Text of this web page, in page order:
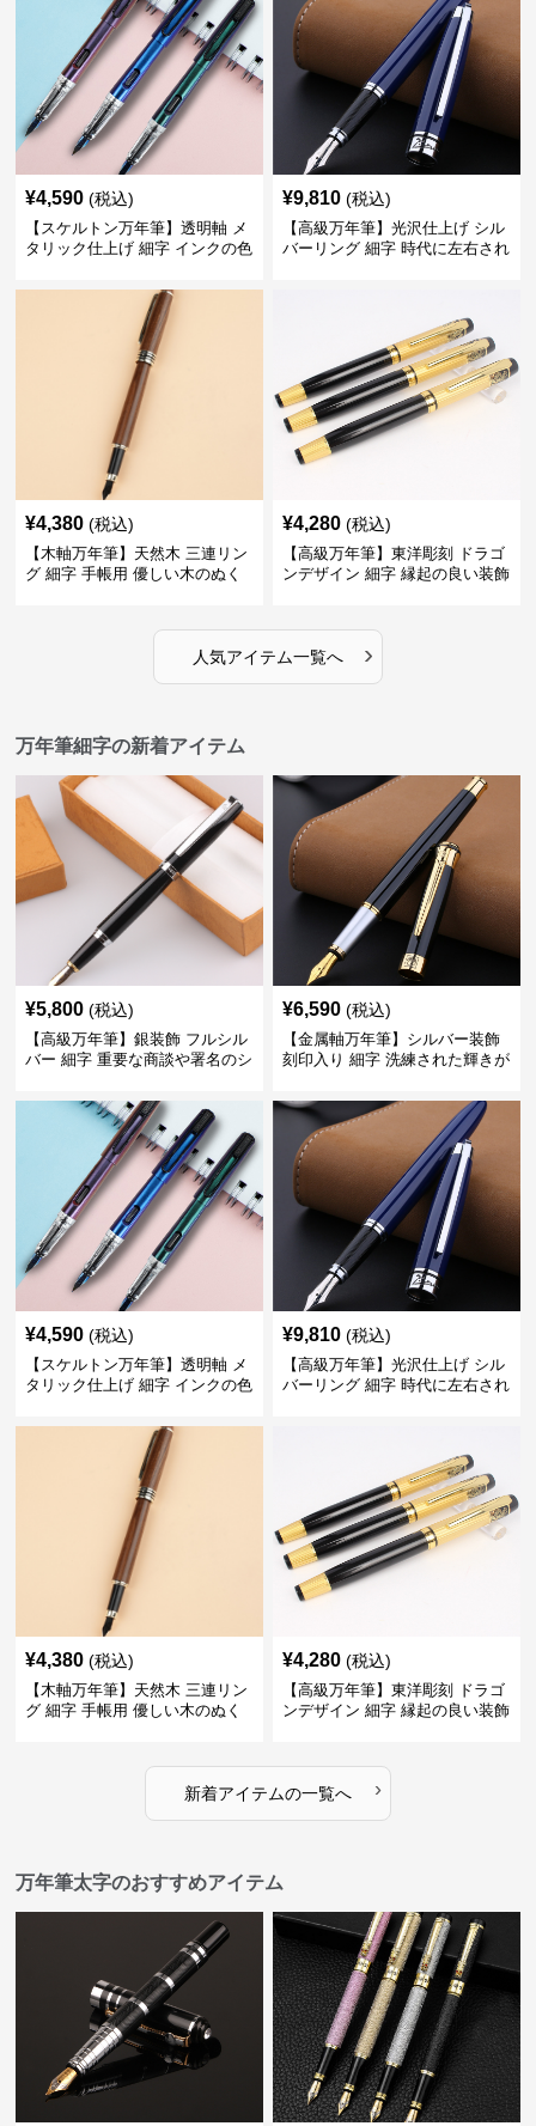
¥4,590 (税込)
【スケルトン万年筆】透明軸 メ
タリック仕上げ 細字 インクの色
する
¥9,810 (税込)
【高級万年筆】光沢仕上げ シル
バーリング 細字 時代に左右され
¥4,380 (税込)
【木軸万年筆】天然木 三連リン
グ 細字 手帳用 優しい木のぬく
¥4,280 (税込)
【高級万年筆】東洋彫刻 ドラゴ
ンデザイン 細字 縁起の良い装飾
人気アイテム一覧へ ›
万年筆細字の新着アイテム
¥5,800 (税込)
【高級万年筆】銀装飾 フルシル
バー 細字 重要な商談や署名のシ
てくれる
¥6,590 (税込)
【金属軸万年筆】シルバー装飾
刻印入り 細字 洗練された輝きが
¥4,590 (税込)
【スケルトン万年筆】透明軸 メ
タリック仕上げ 細字 インクの色
する
¥9,810 (税込)
【高級万年筆】光沢仕上げ シル
バーリング 細字 時代に左右され
¥4,380 (税込)
【木軸万年筆】天然木 三連リン
グ 細字 手帳用 優しい木のぬく
¥4,280 (税込)
【高級万年筆】東洋彫刻 ドラゴ
ンデザイン 細字 縁起の良い装飾
新着アイテムの一覧へ ›
万年筆太字のおすすめアイテム